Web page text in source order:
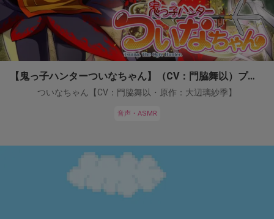
【鬼っ子ハンターついなちゃん】（CV：門脇舞以）プロジェクト！
ついなちゃん【CV：門脇舞以・原作：大辺璃紗季】
音声・ASMR